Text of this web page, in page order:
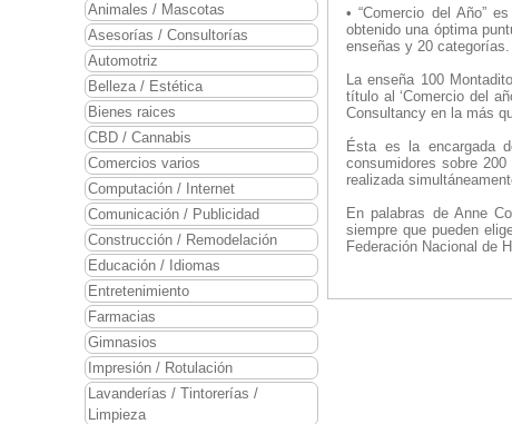
Animales / Mascotas
Asesorías / Consultorías
Automotriz
Belleza / Estética
Bienes raices
CBD / Cannabis
Comercios varios
Computación / Internet
Comunicación / Publicidad
Construcción / Remodelación
Educación / Idiomas
Entretenimiento
Farmacias
Gimnasios
Impresión / Rotulación
Lavanderías / Tintorerías /
Limpieza
• “Comercio del Año”
obtenido una óptima
enseñas y 20 categorías.
La enseña 100
título al ‘Comercio del
Consultancy en la más
Ésta es la encargada
consumidores sobre
realizada
En palabras de Anne
siempre que pueden
Federación Nacional de